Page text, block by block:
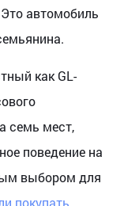
автомобиль
как GL-
семь мест,
поведение на
выбором для
покупать